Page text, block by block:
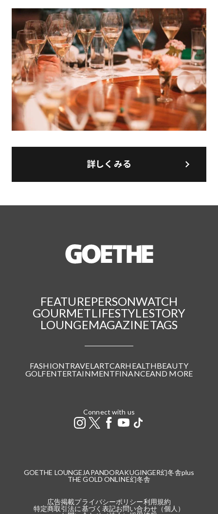
詳しくみる
FEATUREPERSONWATCH
GOURMETLIFESTYLESTORY
LOUNGEMAGAZINETAGS
FASHIONTRAVELARTCARHEALTHBEAUTY
GOLFENTERTAINMENTFINANCEAND MORE
Connect with us
GOETHE LOUNGE JAPANDORAKUGINGER幻冬舎plus
THE GOLD ONLINE幻冬舎
広告掲載プライバシーポリシー利用規約
特定商取引法に基づく表記お問い合わせ（個人）